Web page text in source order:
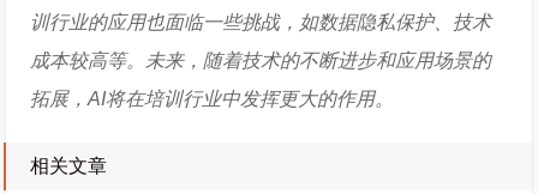
训行业的应用也面临一些挑战，如数据隐私保护、技术
成本较高等。未来，随着技术的不断进步和应用场景的
拓展，AI将在培训行业中发挥更大的作用。
相关文章